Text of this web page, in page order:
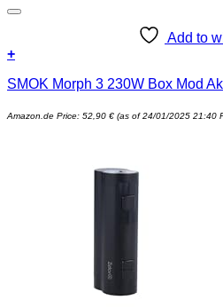
Add to
+
SMOK Morph 3 230W Box Mod
Amazon.de Price: 52,90 € (as of 24/01/2025 21:40